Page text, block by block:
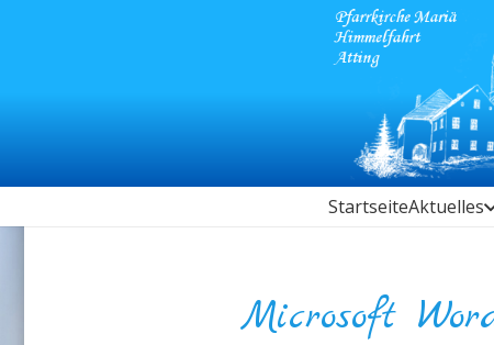
StartseiteAktuelles
Microsoft